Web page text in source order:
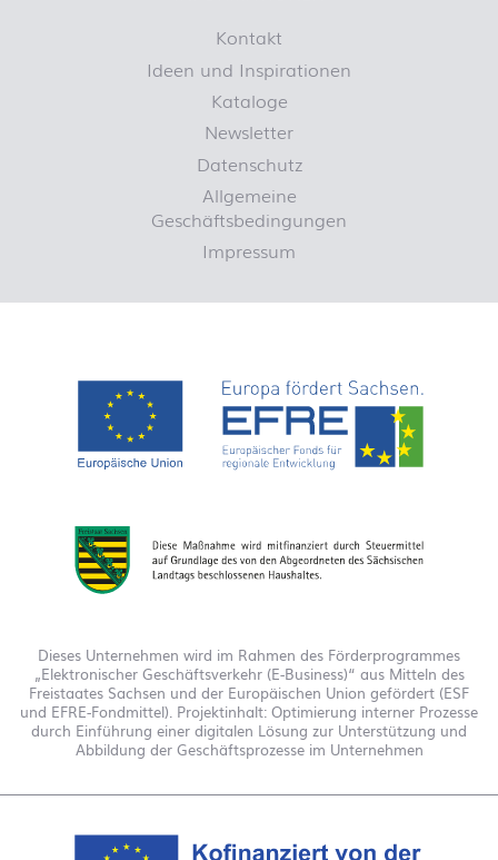
Kontakt
Ideen und Inspirationen
Kataloge
Newsletter
Datenschutz
Allgemeine
Geschäftsbedingungen
Impressum
Dieses Unternehmen wird im Rahmen des Förderprogrammes
„Elektronischer Geschäftsverkehr (E-Business)“ aus Mitteln des
Freistaates Sachsen und der Europäischen Union gefördert (ESF
und EFRE-Fondmittel). Projektinhalt: Optimierung interner Prozesse
durch Einführung einer digitalen Lösung zur Unterstützung und
Abbildung der Geschäftsprozesse im Unternehmen